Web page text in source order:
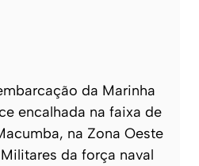
da Marinha
encalhada na faixa de
na Zona Oeste
da força naval